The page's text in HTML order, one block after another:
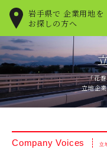
岩手県で 企業用地を
お探しの方へ
「花
立地企
Company Voices 立